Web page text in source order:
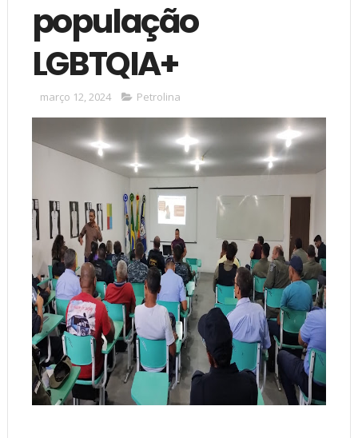
população
LGBTQIA+
março 12, 2024 Petrolina